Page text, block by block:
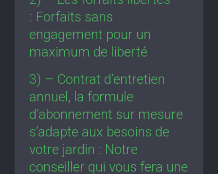
: Forfaits sans
engagement pour un
maximum de liberté
3) – Contrat d’entretien
annuel, la formule
d’abonnement sur mesure
s’adapte aux besoins de
votre jardin : Notre
conseiller qui vous fera une